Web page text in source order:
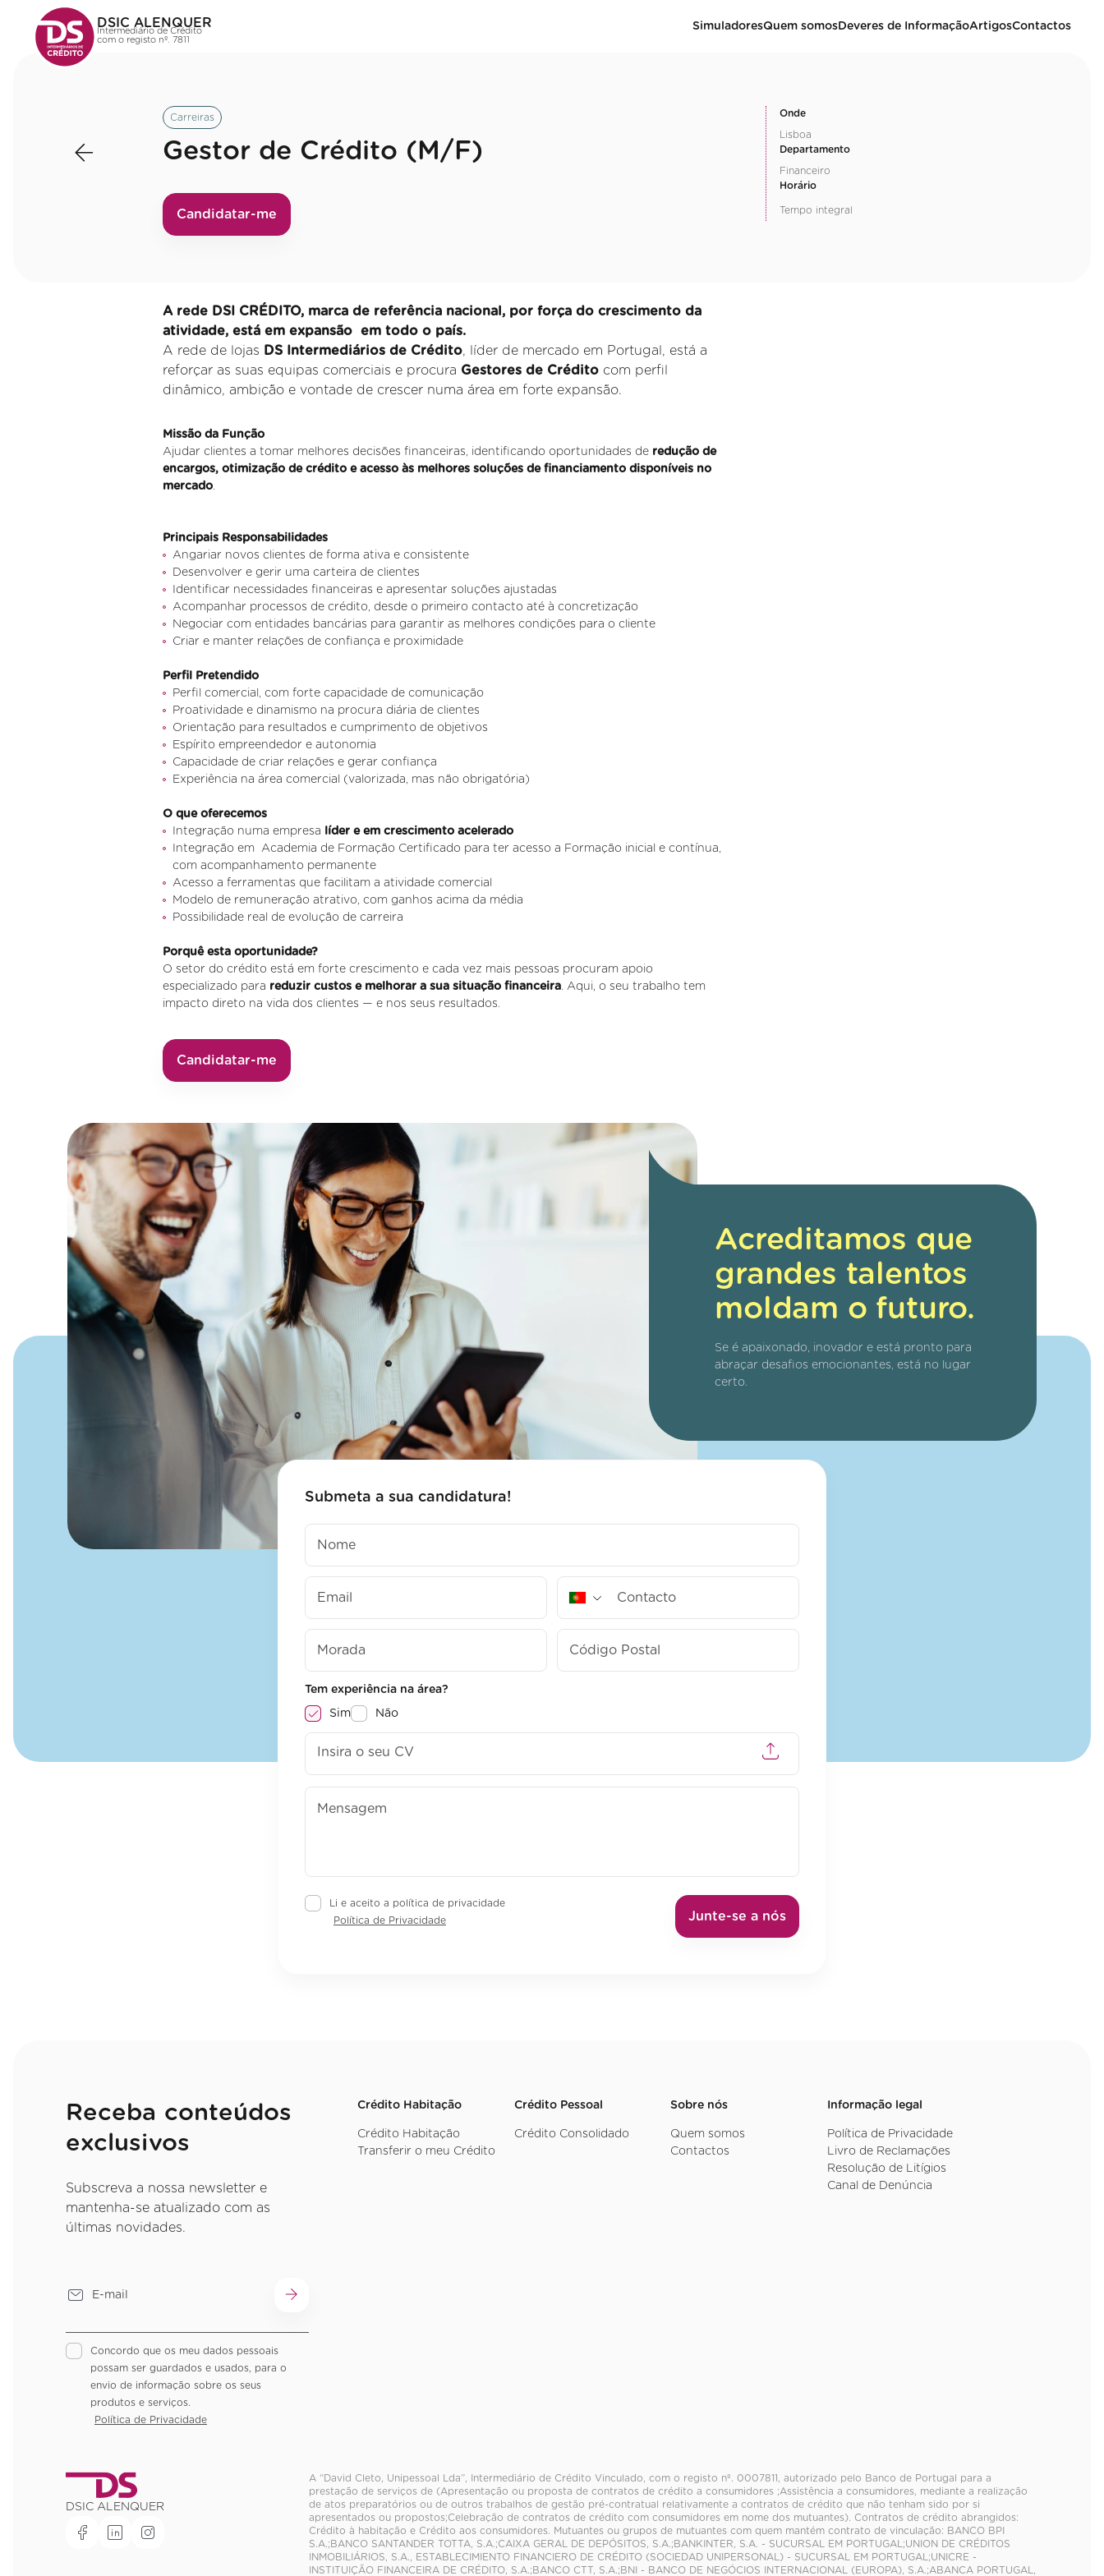
DSIC ALENQUER
Intermediário de Crédito
com o registo nº. 7811
SimuladoresQuem somosDeveres de InformaçãoArtigosContactos
Carreiras
Gestor de Crédito (M/F)
Candidatar-me
A rede DSI CRÉDITO, marca de referência nacional, por força do crescimento da
atividade, está em expansão em todo o país.
A rede de lojas
DS Intermediários de Crédito, líder de mercado em Portugal, está a
reforçar as suas equipas comerciais e procura Gestores de Créditocom perfil
dinâmico, ambição e vontade de crescer numa área em forte expansão.
Missão da Função
Ajudar clientes a tomar melhores decisões financeiras, identificando oportunidades de redução de
encargos, otimização de crédito e acesso às melhores soluções de financiamento disponíveis no
mercado.
Principais Responsabilidades
Angariar novos clientes de forma ativa e consistente
Desenvolver e gerir uma carteira de clientes
Identificar necessidades financeiras e apresentar soluções ajustadas
Acompanhar processos de crédito, desde o primeiro contacto até à concretização
Negociar com entidades bancárias para garantir as melhores condições para o cliente
Criar e manter relações de confiança e proximidade
Perfil Pretendido
Perfil comercial, com forte capacidade de comunicação
Proatividade e dinamismo na procura diária de clientes
Orientação para resultados e cumprimento de objetivos
Espírito empreendedor e autonomia
Capacidade de criar relações e gerar confiança
Experiência na área comercial (valorizada, mas não obrigatória)
O que oferecemos
Integração numa empresa líder e em crescimento acelerado
Integração em Academia de Formação Certificado para ter acesso a Formação inicial e contínua,
com acompanhamento permanente
Acesso a ferramentas que facilitam a atividade comercial
Modelo de remuneração atrativo, com ganhos acima da média
Possibilidade real de evolução de carreira
Porquê esta oportunidade?
O setor do crédito está em forte crescimento e cada vez mais pessoas procuram apoio
especializado para reduzir custos e melhorar a sua situação financeira. Aqui, o seu trabalho tem
impacto direto na vida dos clientes — e nos seus resultados.
Candidatar-me
Onde
Lisboa
Departamento
Financeiro
Horário
Tempo integral
Acreditamos que
grandes talentos
moldam o futuro.
Se é apaixonado, inovador e está pronto para
abraçar desafios emocionantes, está no lugar
certo.
Submeta a sua candidatura!
Tem experiência na área?
Sim Não
Insira o seu CV
Li e aceito a política de privacidade
Política de Privacidade
Junte-se a nós
Receba conteúdos
exclusivos
Subscreva a nossa newsletter e
mantenha-se atualizado com as
últimas novidades.
Concordo que os meu dados pessoais
possam ser guardados e usados, para o
envio de informação sobre os seus
produtos e serviços.
Política de Privacidade
Crédito Habitação
Crédito Habitação
Transferir o meu Crédito
Crédito Pessoal
Crédito Consolidado
Sobre nós
Quem somos
Contactos
Informação legal
Política de Privacidade
Livro de Reclamações
Resolução de Litígios
Canal de Denúncia
DSIC ALENQUER
A “David Cleto, Unipessoal Lda”, Intermediário de Crédito Vinculado, com o registo nº. 0007811, autorizado pelo Banco de Portugal para a
prestação de serviços de (Apresentação ou proposta de contratos de crédito a consumidores ;Assistência a consumidores, mediante a realização
de atos preparatórios ou de outros trabalhos de gestão pré-contratual relativamente a contratos de crédito que não tenham sido por si
apresentados ou propostos;Celebração de contratos de crédito com consumidores em nome dos mutuantes). Contratos de crédito abrangidos:
Crédito à habitação e Crédito aos consumidores. Mutuantes ou grupos de mutuantes com quem mantém contrato de vinculação: BANCO BPI
S.A.;BANCO SANTANDER TOTTA, S.A.;CAIXA GERAL DE DEPÓSITOS, S.A.;BANKINTER, S.A. - SUCURSAL EM PORTUGAL;UNION DE CRÉDITOS
INMOBILIÁRIOS, S.A., ESTABLECIMIENTO FINANCIERO DE CRÉDITO (SOCIEDAD UNIPERSONAL) - SUCURSAL EM PORTUGAL;UNICRE -
INSTITUIÇÃO FINANCEIRA DE CRÉDITO, S.A.;BANCO CTT, S.A.;BNI - BANCO DE NEGÓCIOS INTERNACIONAL (EUROPA), S.A.;ABANCA PORTUGAL,